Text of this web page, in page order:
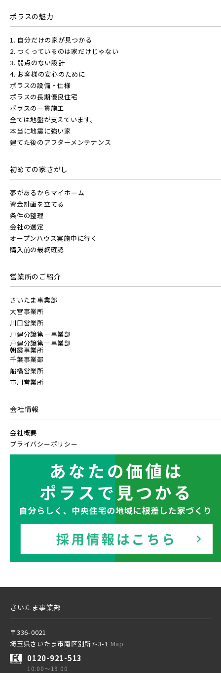
東京メトロ東西線
都営新宿線
埼玉新都市交通 [伊奈線]
つくばエクスプレス
都営大江戸線
東葉高速鉄道
東京メトロ副都心線
千葉都市モノレール
京成線
京成松戸線
京成本線
京成押上線
京成成田スカイアクセス線
京成千葉線
西武線
西武池袋線
西武有楽町線
西武豊島線
その他鉄道
東京メトロ千代田線
北総鉄道
ポラスの魅力
1. 自分だけの家が見つかる
2. つくっているのは家だけじゃない
3. 弱点のない設計
4. お客様の安心のために
ポラスの設備・仕様
ポラスの長期優良住宅
ポラスの一貫施工
全ては地盤が支えています。
本当に地震に強い家
建てた後のアフターメンテナンス
初めての家さがし
夢があるからマイホーム
資金計画を立てる
条件の整理
会社の選定
オープンハウス実施中に行く
購入前の最終確認
営業所のご紹介
さいたま事業部
大宮事業所
川口営業所
戸建分譲第一事業部
戸建分譲第一事業部
朝霞事業所
千葉事業部
船橋営業所
市川営業所
会社情報
会社概要
プライバシーポリシー
さいたま事業部
〒336-0021
埼玉県さいたま市南区別所7-3-1 Map
0120-921-513
10:00～19:00